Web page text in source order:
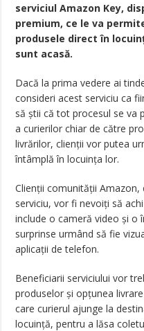
serviciul Amazon Key,
premium, ce le va
produsele direct în
sunt acasă.
Dacă la prima vedere ai
consideri acest serviciu ca
să știi că tot procesul se va
a curierilor chiar de către
livrărilor, clienții vor putea
întâmplă în locuința lor.
Clienții comunității
serviciu, vor fi nevoiți să
include o cameră video și o
surprinse urmând să fie
aplicații de telefon.
Beneficiarii serviciului vor
produselor și opțunea
care curierul ajunge la
locuință, pentru a lăsa